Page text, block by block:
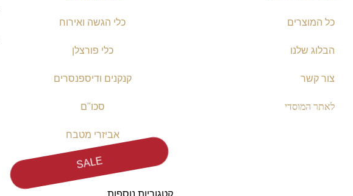
כל המוצרים
הבלוג שלנו
צור קשר
לאתר המוסדי
כלי הגשה ואירוח
כלי פורצלן
קנקנים ודיספנסרים
סכו"ם
אביזרי מטבח
SALE
קטגוריות נוספות